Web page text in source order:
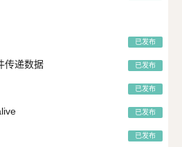
已发布
传递数据 已发布
已发布
已发布
已发布